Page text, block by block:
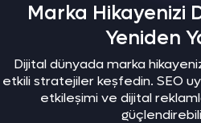
Marka Hikayenizi
Yeniden
Dijital dünyada marka
etkili stratejiler keşfedin. SEO
etkileşimi ve dijital